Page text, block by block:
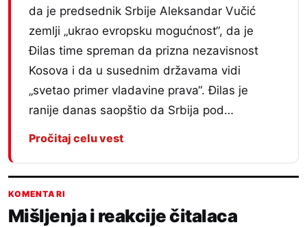
da je predsednik Srbije Aleksandar Vučić
zemlji „ukrao evropsku mogućnost“, da je
Đilas time spreman da prizna nezavisnost
Kosova i da u susednim državama vidi
„svetao primer vladavine prava“. Đilas je
ranije danas saopštio da Srbija pod…
Pročitaj celu vest
KOMENTARI
Mišljenja i reakcije čitalaca